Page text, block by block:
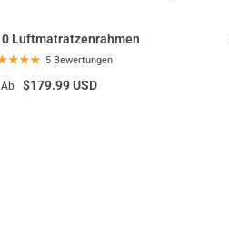
Luftmatratzenrahmen
5 Bewertungen
Ab $179.99 USD